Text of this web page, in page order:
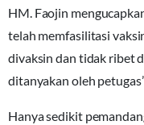
HM. Faojin
telah memfasilitasi
divaksin dan tidak ribet
ditanyakan oleh
Hanya sedikit